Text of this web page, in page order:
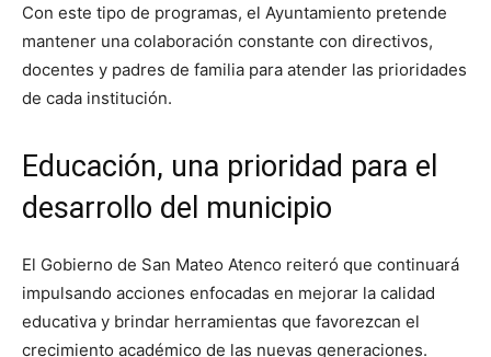
Con este tipo de programas, el Ayuntamiento pretende
mantener una colaboración constante con directivos,
docentes y padres de familia para atender las prioridades
de cada institución.
Educación, una prioridad para el
desarrollo del municipio
El Gobierno de San Mateo Atenco reiteró que continuará
impulsando acciones enfocadas en mejorar la calidad
educativa y brindar herramientas que favorezcan el
crecimiento académico de las nuevas generaciones.